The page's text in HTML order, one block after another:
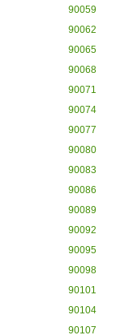
90059
90062
90065
90068
90071
90074
90077
90080
90083
90086
90089
90092
90095
90098
90101
90104
90107